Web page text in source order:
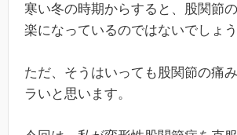
寒い冬の時期からすると、股関節
楽になっているのではないでしょう
ただ、そうはいっても股関節の痛
ラいと思います。